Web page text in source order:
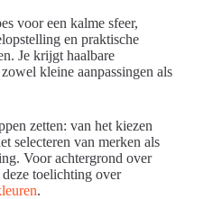
voor een kalme sfeer,
en praktische
Je krijgt haalbare
kleine aanpassingen als
zetten: van het kiezen
selecteren van merken als
Voor achtergrond over
toelichting over
.